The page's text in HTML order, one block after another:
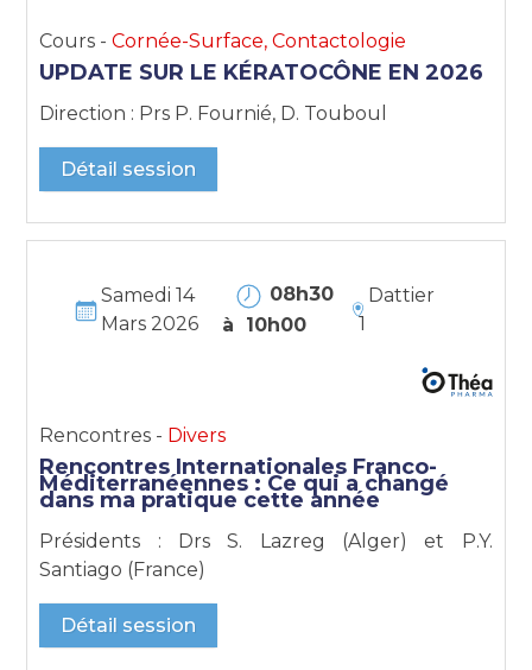
Cours -Cornée-Surface, Contactologie
UPDATE SUR LE KÉRATOCÔNE EN 2026
Direction : Prs P. Fournié, D. Touboul
Détail session
Samedi 14
Mars 2026
08h30
à 10h00
Dattier
1
Rencontres - Divers
Rencontres Internationales Franco-
Méditerranéennes : Ce qui a changé
dans ma pratique cette année
Présidents : Drs S. Lazreg (Alger) et P.Y.
Santiago (France)
Détail session